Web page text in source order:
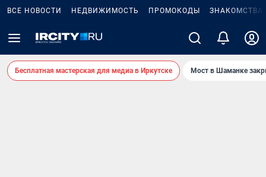
ВСЕ НОВОСТИ НЕДВИЖИМОСТЬ ПРОМОКОДЫ ЗНАКОМСТВА
Бесплатная мастерская для медиа в Иркутске Мост в Шаманке